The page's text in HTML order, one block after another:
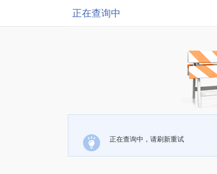
正在查询中
正在查询中，请刷新重试